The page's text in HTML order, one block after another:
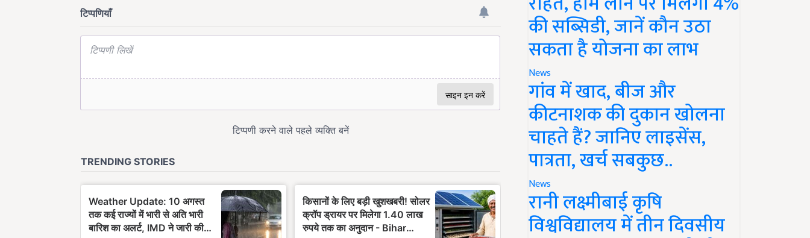
की सब्सिडी, जानें कौन उठा
सकता है योजना का लाभ
News
गांव में खाद, बीज और
कीटनाशक की दुकान खोलना
चाहते हैं? जानिए लाइसेंस,
पात्रता, खर्च सबकुछ..
News
रानी लक्ष्मीबाई कृषि
विश्वविद्यालय में तीन दिवसीय